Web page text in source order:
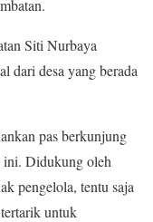
Siti Nurbaya
dari desa yang berada
pas berkunjung
ini. Didukung oleh
pengelola, tentu saja
untuk